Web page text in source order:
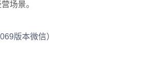
场景。
版本微信）